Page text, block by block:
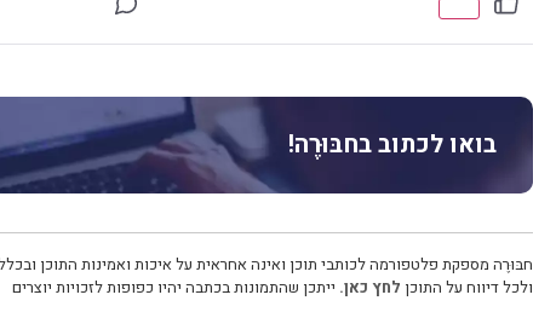
בואו לכתוב בחבּוּרֶה!
חבּוּרֶה מספקת פלטפורמה לכותבי תוכן ואינה אחראית על איכות ואמינות התוכן
ולכל דיווח על התוכן לחץ כאן. ייתכן שהתמונות בכתבה יהיו כפופות לזכויות יוצרים